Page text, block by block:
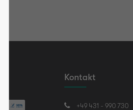
Kontakt
+49 431 - 990 730